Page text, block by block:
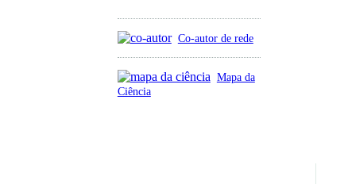
Co-autor de rede
Mapa da
Ciência